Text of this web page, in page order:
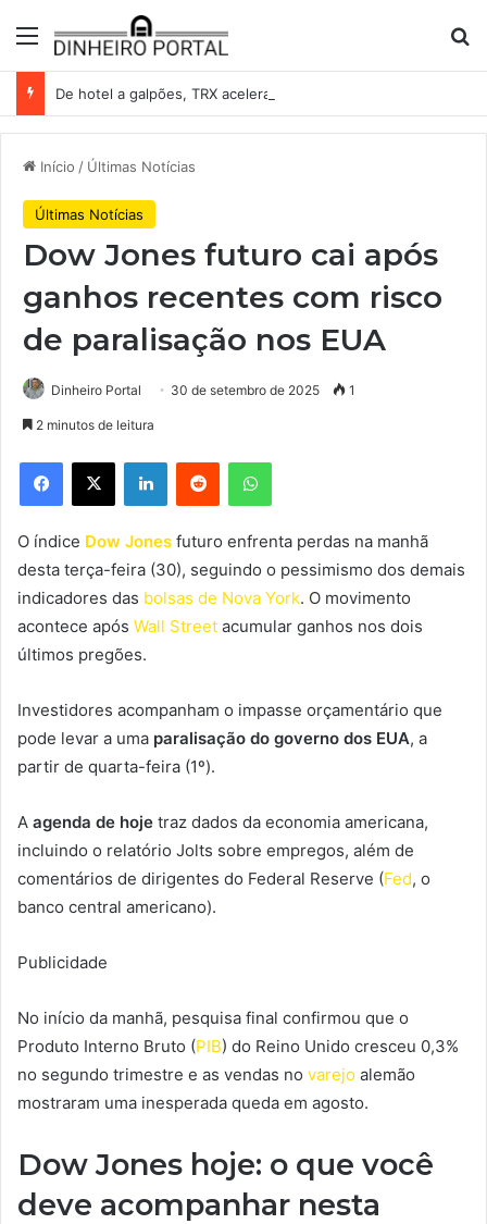
Menu
Início / Últimas Notícias
Últimas Notícias
Dow Jones futuro cai após
ganhos recentes com risco
de paralisação nos EUA
Dinheiro Portal 30 de setembro de 2025 1
2 minutos de leitura
Facebook
X LinkedinReddit WhatsApp
O índice Dow Jones futuro enfrenta perdas na manhã
desta terça-feira (30), seguindo o pessimismo dos demais
indicadores das bolsas de Nova York. O movimento
acontece após Wall Street acumular ganhos nos dois
últimos pregões.
Investidores acompanham o impasse orçamentário que
pode levar a uma paralisação do governo dos EUA, a
partir de quarta-feira (1º).
A agenda de hoje traz dados da economia americana,
incluindo o relatório Jolts sobre empregos, além de
comentários de dirigentes do Federal Reserve (Fed, o
banco central americano).
Publicidade
No início da manhã, pesquisa final confirmou que o
Produto Interno Bruto (PIB) do Reino Unido cresceu 0,3%
no segundo trimestre e as vendas no varejo alemão
mostraram uma inesperada queda em agosto.
Dow Jones hoje: o que você
deve acompanhar nesta